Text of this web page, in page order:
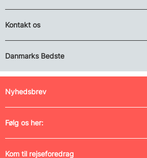
Kontakt os
Danmarks Bedste
Nyhedsbrev
Følg os her:
Kom til rejseforedrag